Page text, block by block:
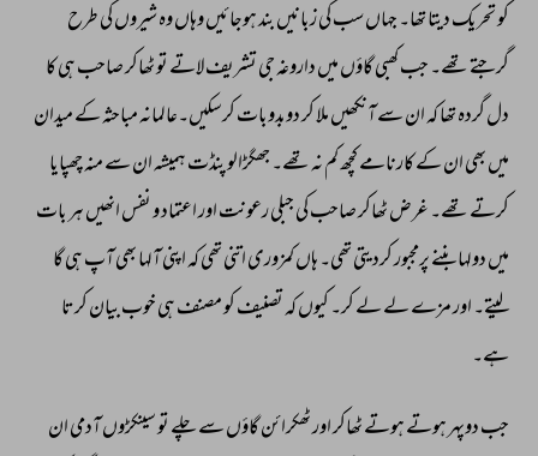
کو تحریک دیتا تھا۔ جہاں سب کی زبانیں بند ہوجائیں وہاں وہ شیروں کی طرح
گرجتے تھے۔ جب کھبی گاؤں میں داروغہ جی تشریف لاتے تو ٹھاکر صاحب ہی کا
دل گردہ تھا کہ ان سے آنکھیں ملا کر دوبدوبات کرسکیں۔عالمانہ مباحثہ کے میدان
میں بھی ان کے کارنامے کچھ کم نہ تھے۔ جھگڑالو پنڈت ہمیشہ ان سے منہ چھپایا
کرتے تھے۔ غرض ٹھاکر صاحب کی جبلی رعونت اور اعتماد و نفس انھیں ہر بات
میں دولہابننے پرمجبور کردیتی تھی۔ ہاں کمزوری اتنی تھی کہ اپنی آلہا بھی آپ ہی گا
لیتے۔ اور مزے لے لے کر۔ کیوں کہ تصنیف کو مصنف ہی خوب بیان کرتا
ہے۔
جب دوپہر ہوتے ہوتے ٹھاکر اور ٹھکرائن گاؤں سے چلے تو سینکڑوں آدمی ان